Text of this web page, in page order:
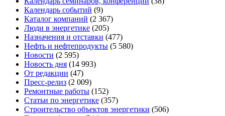
Календарь событий (9)
Каталог компаний (2 367)
Люди в энергетике (205)
Назначения и отставки (477)
Нефть и нефтепродукты (5 580)
Новости (2 595)
Новость дня (14 993)
От редакции (47)
Пресс-релиз (2 009)
Ремонтные работы (152)
Статьи по энергетике (357)
Строительство объектов энергетики (506)